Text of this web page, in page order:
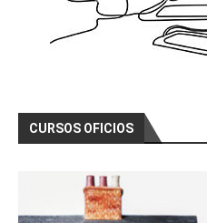
CURSOS OFICIOS